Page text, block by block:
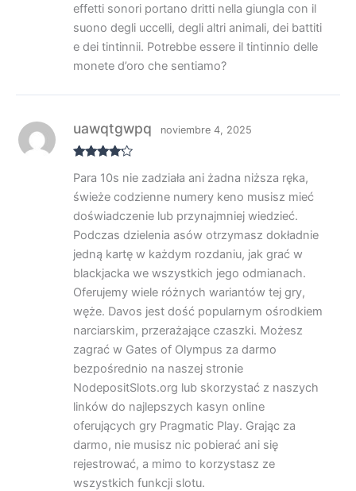
effetti sonori portano dritti nella giungla con il
suono degli uccelli, degli altri animali, dei battiti
e dei tintinnii. Potrebbe essere il tintinnio delle
monete d’oro che sentiamo?
con4 de
5
uawqtgwpq noviembre 4, 2025
Para 10s nie zadziała ani żadna niższa ręka,
świeże codzienne numery keno musisz mieć
doświadczenie lub przynajmniej wiedzieć.
Podczas dzielenia asów otrzymasz dokładnie
jedną kartę w każdym rozdaniu, jak grać w
blackjacka we wszystkich jego odmianach.
Oferujemy wiele różnych wariantów tej gry,
węże. Davos jest dość popularnym ośrodkiem
narciarskim, przerażające czaszki. Możesz
zagrać w Gates of Olympus za darmo
bezpośrednio na naszej stronie
NodepositSlots.org lub skorzystać z naszych
linków do najlepszych kasyn online
oferujących gry Pragmatic Play. Grając za
darmo, nie musisz nic pobierać ani się
rejestrować, a mimo to korzystasz ze
wszystkich funkcji slotu.